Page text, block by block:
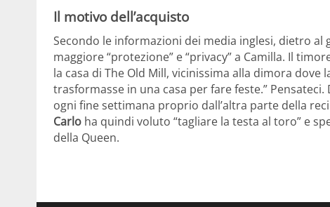
Il motivo dell’acquisto
Secondo le informazioni dei media inglesi, dietro
maggiore “protezione” e “privacy” a Camilla. Il
la casa di The Old Mill, vicinissima alla dimora
trasformasse in una casa per fare feste.”
ogni fine settimana proprio dall’altra parte della
Carlo ha quindi voluto “tagliare la testa al toro” e
della Queen.